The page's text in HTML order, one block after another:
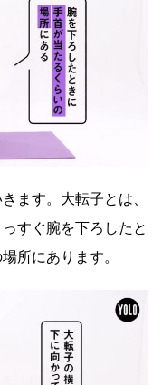
ます。大転子とは、
すぐ腕を下ろしたと
所にあります。